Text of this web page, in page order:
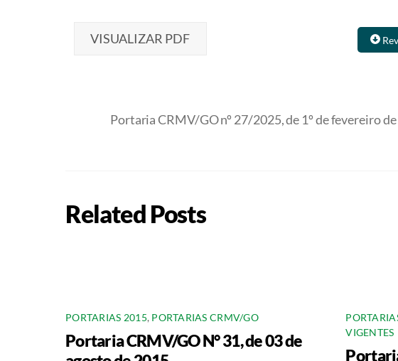
VISUALIZAR PDF
Portaria CRMV/GO nº 27/2025, de 1º de fevereiro
Related Posts
PORTARIAS 2015, PORTARIAS CRMV/GO
Portaria CRMV/GO N° 31, de 03 de
VIGENTES